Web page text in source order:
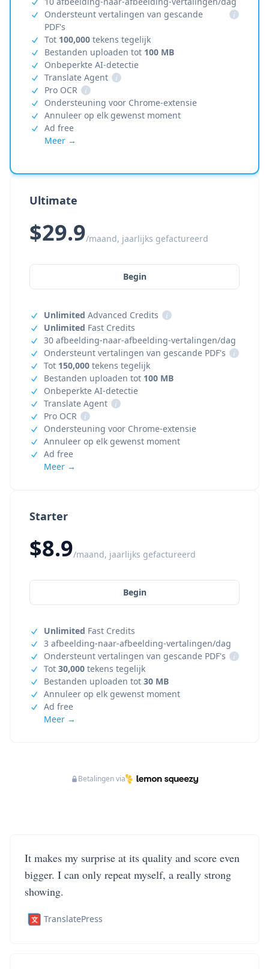
Starter
$8.9/maand, jaarlijks gefactureerd
Begin
Unlimited Fast Credits
3 afbeelding-naar-afbeelding-vertalingen/dag
Ondersteunt vertalingen van gescande PDF's
i
Tot 30,000 tekens tegelijk
Bestanden uploaden tot 30 MB
Annuleer op elk gewenst moment
Ad free
Meer →
Ondersteunt vertalingen van gescande
PDF's
i
Tot 100,000 tekens tegelijk
Bestanden uploaden tot 100 MB
Onbeperkte AI-detectie
Translate Agent
i
Pro OCR
i
Ondersteuning voor Chrome-extensie
Annuleer op elk gewenst moment
Ad free
Meer →
Ultimate
$29.9/maand, jaarlijks gefactureerd
Begin
Unlimited Advanced Credits
i
Unlimited Fast Credits
30 afbeelding-naar-afbeelding-vertalingen/dag
Ondersteunt vertalingen van gescande PDF's
i
Tot 150,000 tekens tegelijk
Bestanden uploaden tot 100 MB
Onbeperkte AI-detectie
Translate Agent
i
Pro OCR
i
Ondersteuning voor Chrome-extensie
Annuleer op elk gewenst moment
Ad free
Meer →
Betalingen via
It makes my surprise at its quality and score even
bigger. I can only repeat myself, a really strong
showing.
TranslatePress